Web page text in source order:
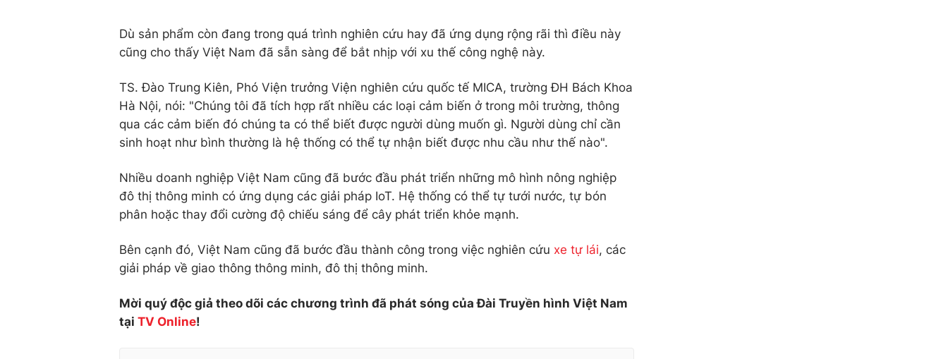
Dù sản phẩm còn đang trong quá trình nghiên cứu hay đã ứng dụng rộng rãi thì điều này
cũng cho thấy Việt Nam đã sẵn sàng để bắt nhịp với xu thế công nghệ này.
TS. Đào Trung Kiên, Phó Viện trưởng Viện nghiên cứu quốc tế MICA, trường ĐH Bách Khoa
Hà Nội, nói: "Chúng tôi đã tích hợp rất nhiều các loại cảm biến ở trong môi trường, thông
qua các cảm biến đó chúng ta có thể biết được người dùng muốn gì. Người dùng chỉ cần
sinh hoạt như bình thường là hệ thống có thể tự nhận biết được nhu cầu như thế nào".
Nhiều doanh nghiệp Việt Nam cũng đã bước đầu phát triển những mô hình nông nghiệp
đô thị thông minh có ứng dụng các giải pháp IoT. Hệ thống có thể tự tưới nước, tự bón
phân hoặc thay đổi cường độ chiếu sáng để cây phát triển khỏe mạnh.
Bên cạnh đó, Việt Nam cũng đã bước đầu thành công trong việc nghiên cứu xe tự lái, các
giải pháp về giao thông thông minh, đô thị thông minh.
Mời quý độc giả theo dõi các chương trình đã phát sóng của Đài Truyền hình Việt Nam
tại TV Online!